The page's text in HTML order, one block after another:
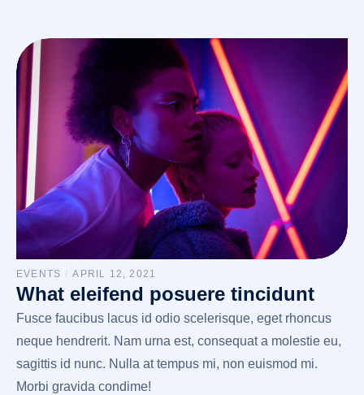
EVENTS / APRIL 12, 2021
What eleifend posuere tincidunt
Fusce faucibus lacus id odio scelerisque, eget rhoncus
neque hendrerit. Nam urna est, consequat a molestie eu,
sagittis id nunc. Nulla at tempus mi, non euismod mi.
Morbi gravida condime!